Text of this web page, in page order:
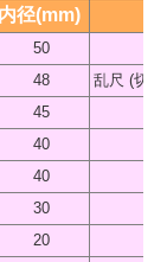
内径(mm)
50
48
乱尺 (切
45
40
40
30
20